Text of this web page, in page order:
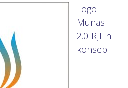
Logo
Munas
2.0 RJI ini
konsep